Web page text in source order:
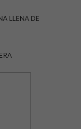
LLENA DE